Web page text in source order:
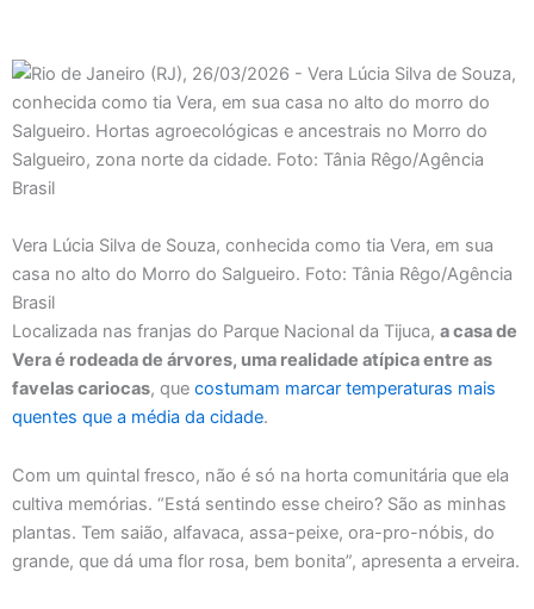
Vera Lúcia Silva de Souza, conhecida como tia Vera, em sua
casa no alto do Morro do Salgueiro. Foto: Tânia Rêgo/Agência
Brasil
Localizada nas franjas do Parque Nacional da Tijuca, a casa de
Vera é rodeada de árvores, uma realidade atípica entre as
favelas cariocas, que costumam marcar temperaturas mais
quentes que a média da cidade.
Com um quintal fresco, não é só na horta comunitária que ela
cultiva memórias. “Está sentindo esse cheiro? São as minhas
plantas. Tem saião, alfavaca, assa-peixe, ora-pro-nóbis, do
grande, que dá uma flor rosa, bem bonita”, apresenta a erveira.